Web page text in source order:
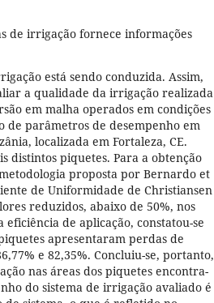
de irrigação fornece informações
está sendo conduzida. Assim,
a qualidade da irrigação realizada
em malha operados em condições
de parâmetros de desempenho em
localizada em Fortaleza, CE.
distintos piquetes. Para a obtenção
proposta por Bernardo et
de Uniformidade de Christiansen
reduzidos, abaixo de 50%, nos
de aplicação, constatou-se
apresentaram perdas de
e 82,35%. Concluiu-se, portanto,
nas áreas dos piquetes encontra-
do sistema de irrigação avaliado é